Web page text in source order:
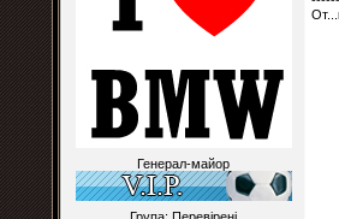
Генерал-майор